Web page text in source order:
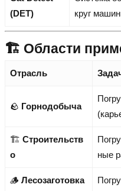
(DET)
круг
🏗️ Области
Отрасль
🪨 Горнодобыча
🏗️ Строительств
о
ные
🪵 Лесозаготовка